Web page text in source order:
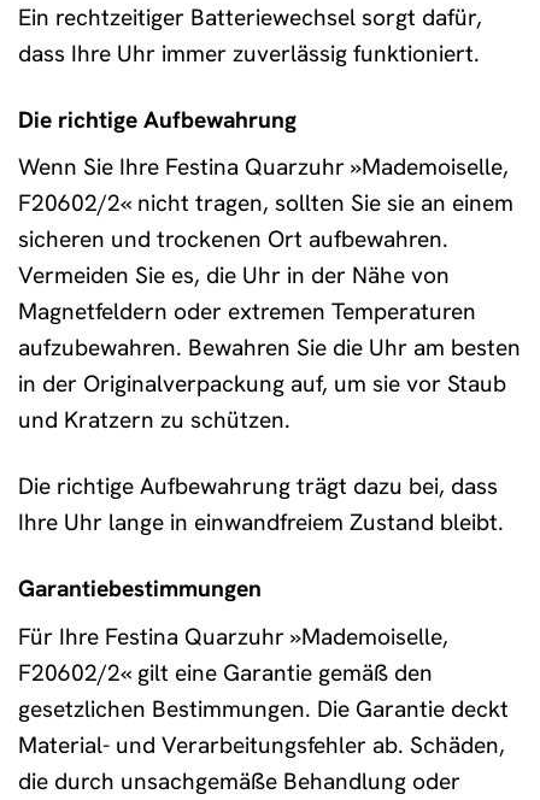
Ein rechtzeitiger Batteriewechsel sorgt dafür,
dass Ihre Uhr immer zuverlässig funktioniert.
Die richtige Aufbewahrung
Wenn Sie Ihre Festina Quarzuhr »Mademoiselle,
F20602/2« nicht tragen, sollten Sie sie an einem
sicheren und trockenen Ort aufbewahren.
Vermeiden Sie es, die Uhr in der Nähe von
Magnetfeldern oder extremen Temperaturen
aufzubewahren. Bewahren Sie die Uhr am besten
in der Originalverpackung auf, um sie vor Staub
und Kratzern zu schützen.
Die richtige Aufbewahrung trägt dazu bei, dass
Ihre Uhr lange in einwandfreiem Zustand bleibt.
Garantiebestimmungen
Für Ihre Festina Quarzuhr »Mademoiselle,
F20602/2« gilt eine Garantie gemäß den
gesetzlichen Bestimmungen. Die Garantie deckt
Material- und Verarbeitungsfehler ab. Schäden,
die durch unsachgemäße Behandlung oder